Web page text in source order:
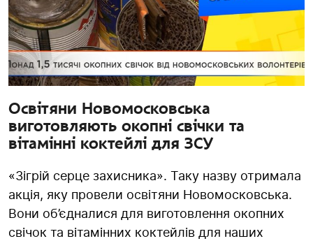
Освітяни Новомосковська
виготовляють окопні свічки та
вітамінні коктейлі для ЗСУ
«Зігрій серце захисника». Таку назву отримала
акція, яку провели освітяни Новомосковська.
Вони об’єдналися для виготовлення окопних
свічок та вітамінних коктейлів для наших